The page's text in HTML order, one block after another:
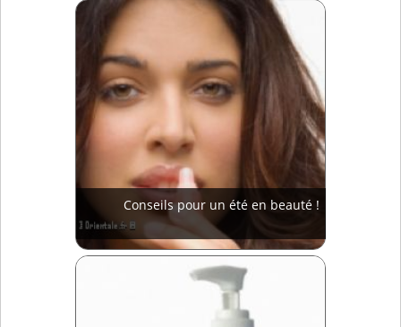
Conseils pour un été en beauté !